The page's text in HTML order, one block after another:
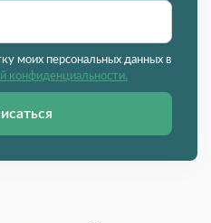
моих персональных данных в
конфиденциальности.